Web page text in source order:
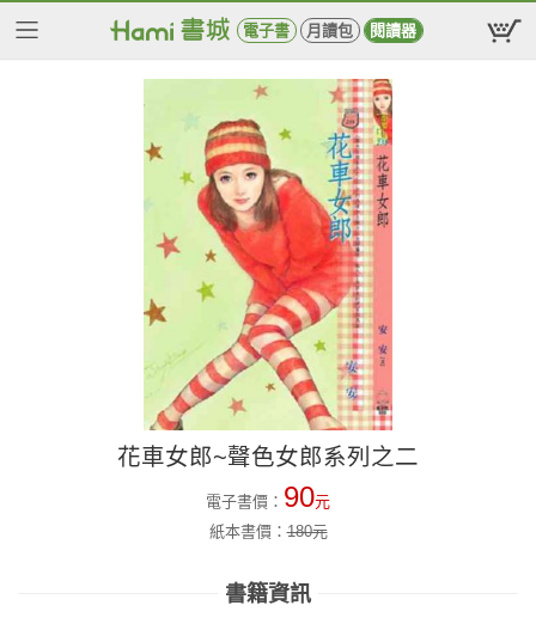
電子書 月讀包 閱讀器
花車女郎~聲色女郎系列之二
電子書價： 90元
紙本書價：180元
書籍資訊